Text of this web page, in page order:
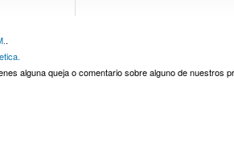
.
alguna queja o comentario sobre alguno de nuestros